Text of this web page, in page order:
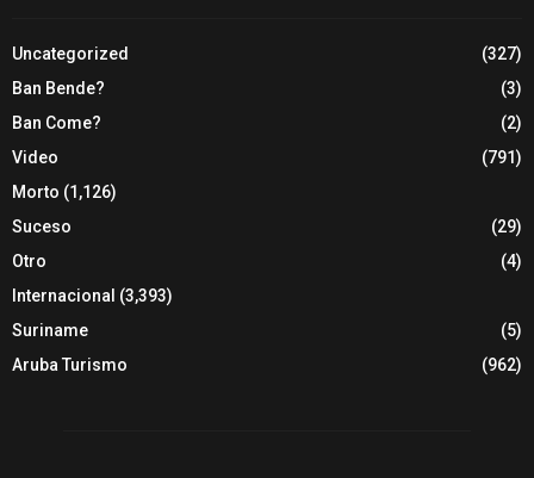
Uncategorized
(327)
Ban Bende?
(3)
Ban Come?
(2)
Video
(791)
Morto (1,126)
Suceso
(29)
Otro
(4)
Internacional (3,393)
Suriname
(5)
Aruba Turismo
(962)